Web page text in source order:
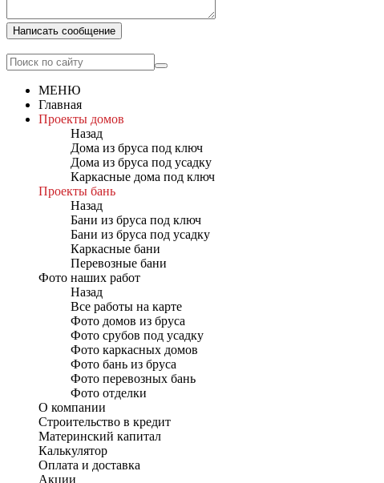
Написать сообщение
МЕНЮ
Главная
Проекты домов
Назад
Дома из бруса под ключ
Дома из бруса под усадку
Каркасные дома под ключ
Проекты бань
Назад
Бани из бруса под ключ
Бани из бруса под усадку
Каркасные бани
Перевозные бани
Фото наших работ
Назад
Все работы на карте
Фото домов из бруса
Фото срубов под усадку
Фото каркасных домов
Фото бань из бруса
Фото перевозных бань
Фото отделки
О компании
Строительство в кредит
Материнский капитал
Калькулятор
Оплата и доставка
Акции